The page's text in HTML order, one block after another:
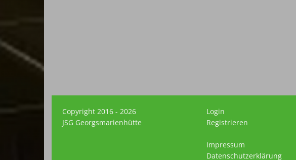
Copyright 2016 - 2026
JSG Georgsmarienhütte
Login
Registrieren
Impressum
Datenschutzerklärung